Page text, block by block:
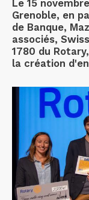
Le 15
Grenoble, en
de Banque,
associés,
1780 du
la création